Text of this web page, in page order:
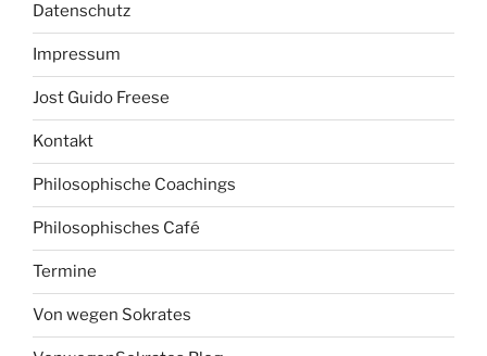
Datenschutz
Impressum
Jost Guido Freese
Kontakt
Philosophische Coachings
Philosophisches Café
Termine
Von wegen Sokrates